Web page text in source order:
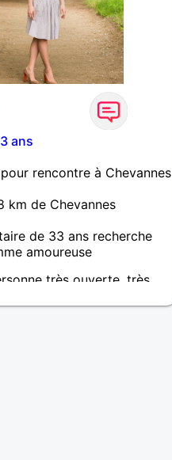
ans
rencontre à Chevannes
km de Chevannes
de 33 ans recherche
amoureuse
très ouverte, très
de mots, je suis une